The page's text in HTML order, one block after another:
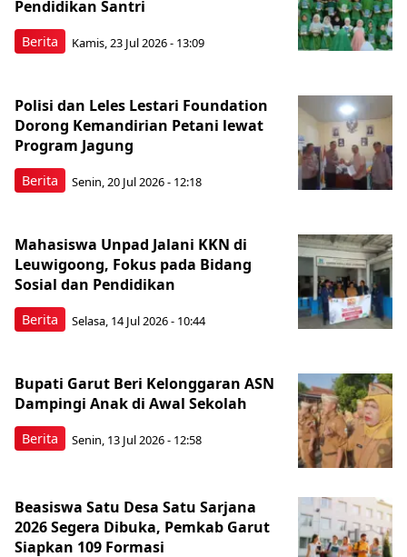
Berita
Pendidikan Santri
Kamis, 23 Jul 2026 - 13:09
Berita
Polisi dan Leles Lestari Foundation
Dorong Kemandirian Petani lewat
Program Jagung
Senin, 20 Jul 2026 - 12:18
Berita
Mahasiswa Unpad Jalani KKN di
Leuwigoong, Fokus pada Bidang
Sosial dan Pendidikan
Selasa, 14 Jul 2026 - 10:44
Berita
Bupati Garut Beri Kelonggaran ASN
Dampingi Anak di Awal Sekolah
Senin, 13 Jul 2026 - 12:58
Beasiswa Satu Desa Satu Sarjana
2026 Segera Dibuka, Pemkab Garut
Siapkan 109 Formasi